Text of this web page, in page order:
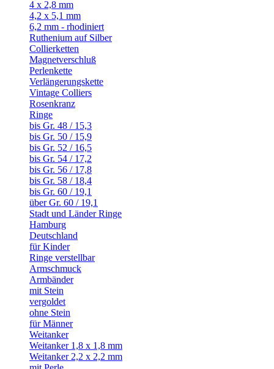
4 x 2,8 mm
4,2 x 5,1 mm
6,2 mm - rhodiniert
Ruthenium auf Silber
Collierketten
Magnetverschluß
Perlenkette
Verlängerungskette
Vintage Colliers
Rosenkranz
Ringe
bis Gr. 48 / 15,3
bis Gr. 50 / 15,9
bis Gr. 52 / 16,5
bis Gr. 54 / 17,2
bis Gr. 56 / 17,8
bis Gr. 58 / 18,4
bis Gr. 60 / 19,1
über Gr. 60 / 19,1
Stadt und Länder Ringe
Hamburg
Deutschland
für Kinder
Ringe verstellbar
Armschmuck
Armbänder
mit Stein
vergoldet
ohne Stein
für Männer
Weitanker
Weitanker 1,8 x 1,8 mm
Weitanker 2,2 x 2,2 mm